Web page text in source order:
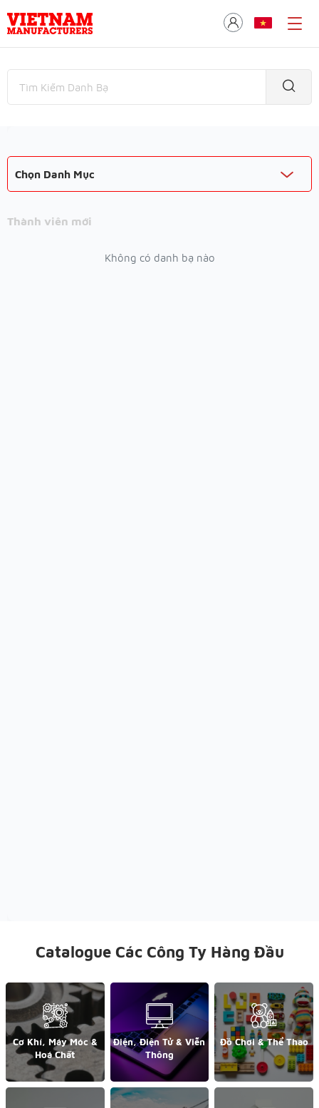
Chọn Danh Mục
Thành viên mới
Không có danh bạ nào
Catalogue Các Công Ty Hàng Đầu
Cơ Khí, Máy Móc &
Hoá Chất
Điện, Điện Tử & Viễn
Thông
Đồ Chơi & Thể Thao